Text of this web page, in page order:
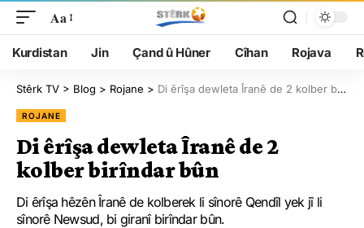
Aa
Kurdistan Jin Çand û Hûner Cîhan Rojava
Stêrk TV > Blog > Rojane > Di êrîşa dewleta Îranê de 2 kolber birîndar bûn
ROJANE
Di êrîşa dewleta Îranê de 2
kolber birîndar bûn
Di êrîşa hêzên Îranê de kolberek li sînorê Qendîl yek jî li
sînorê Newsud, bi giranî birîndar bûn.